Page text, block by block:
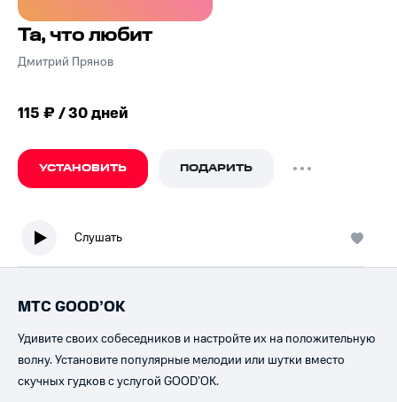
Та, что любит
Дмитрий Прянов
115 ₽ / 30 дней
УСТАНОВИТЬ ПОДАРИТЬ
Слушать
МТС GOOD’OK
Удивите своих собеседников и настройте их на положительную
волну. Установите популярные мелодии или шутки вместо
скучных гудков с услугой GOOD’OK.